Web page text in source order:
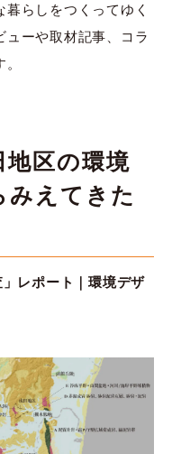
らしをつくってゆく
ューや取材記事、コラ
区の環境
みえてきた
レポート｜環境デザ